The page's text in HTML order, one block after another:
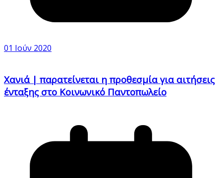
01 Ιούν 2020
Χανιά | παρατείνεται η προθεσμία για αιτήσεις
ένταξης στο Κοινωνικό Παντοπωλείο